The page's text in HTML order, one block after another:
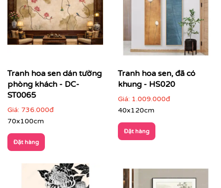
Tranh hoa sen dán tường
phòng khách - DC-
ST0065
Giá: 736.000đ
70x100cm
Đặt hàng
Tranh hoa sen, đã có
khung - HS020
Giá: 1.009.000đ
40x120cm
Đặt hàng